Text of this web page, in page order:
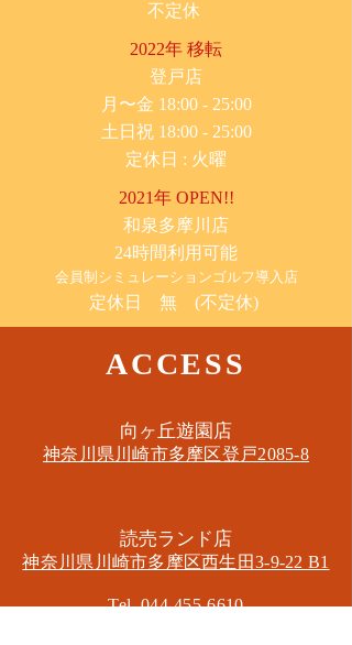
不定休
2022年 移転
​登戸店
月〜金 18:00 - 25:00
土日祝 18:00 - 25:00
​定休日 : 火曜
2021年 OPEN!!
​和泉多摩川店
24時間利用可能
​会員制シミュレーションゴルフ導入店
定休日 無 (不定休)
ACCESS
​向ヶ丘遊園店
神奈川県川崎市多摩区​登戸2085-8
​読売ランド店
神奈川県川崎市多摩区​西生田3-9-22 B1
Tel. 044-455-6610